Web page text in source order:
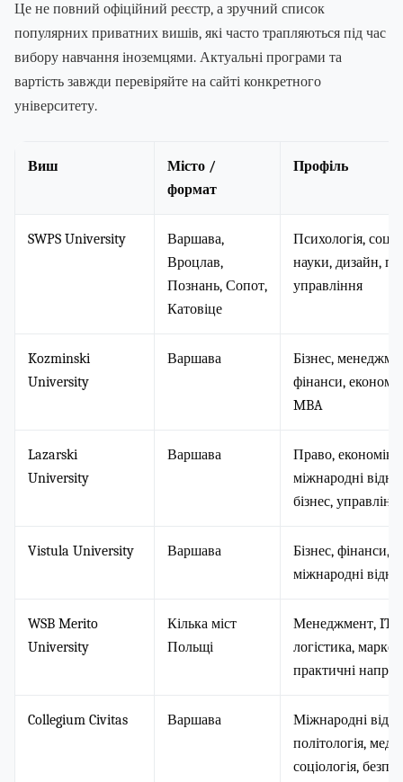
Це не повний офіційний реєстр, а зручний список
популярних приватних вишів, які часто трапляються під час
вибору навчання іноземцями. Актуальні програми та
вартість завжди перевіряйте на сайті конкретного
університету.
Виш
Місто /
формат
Профіль
SWPS University
Варшава,
Вроцлав,
Познань, Сопот,
Катовіце
Психологія,
науки, дизайн,
управління
Kozminski
University
Варшава
Бізнес,
фінанси,
MBA
Lazarski
University
Варшава
Право, економіка,
міжнародні
бізнес,
Vistula University Варшава
Бізнес, фінанси,
міжнародні
WSB Merito
University
Кілька міст
Польщі
Менеджмент, IT,
логістика,
практичні
Collegium Civitas Варшава
Міжнародні
політологія,
соціологія,